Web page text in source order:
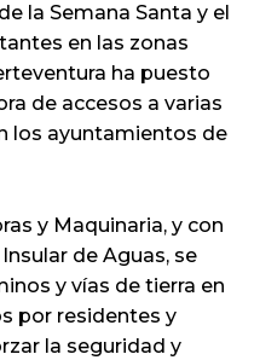
la Semana Santa y el
en las zonas
ha puesto
de accesos a varias
los ayuntamientos de
y Maquinaria, y con
de Aguas, se
y vías de tierra en
por residentes y
la seguridad y